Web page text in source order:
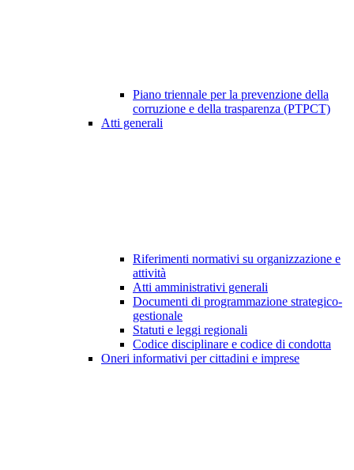
Piano triennale per la prevenzione della
corruzione e della trasparenza (PTPCT)
Atti generali
Riferimenti normativi su organizzazione e
attività
Atti amministrativi generali
Documenti di programmazione strategico-
gestionale
Statuti e leggi regionali
Codice disciplinare e codice di condotta
Oneri informativi per cittadini e imprese